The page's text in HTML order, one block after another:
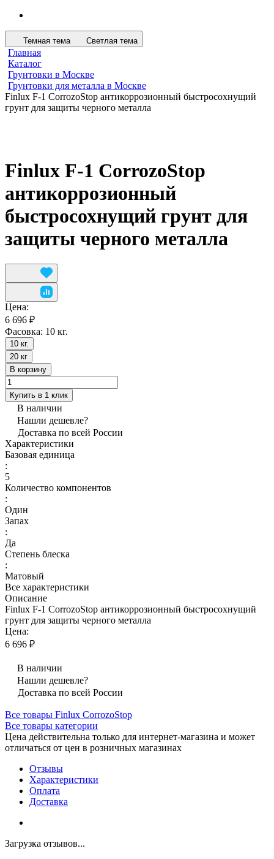
Темная тема Светлая тема
Главная
Каталог
Грунтовки в Москве
Грунтовки для металла в Москве
Finlux F-1 CorrozoStop антикоррозионный быстросохнущий
грунт для защиты черного металла
Finlux F-1 CorrozoStop
антикоррозионный
быстросохнущий грунт для
защиты черного металла
Цена:
6 696 ₽
Фасовка: 10 кг.
10 кг.
20 кг
В корзину
Купить в 1 клик
В наличии
Нашли дешевле?
Доставка по всей России
Характеристики
Базовая единица
:
5
Количество компонентов
:
Один
Запах
:
Да
Степень блеска
:
Матовый
Все характеристики
Описание
Finlux F-1 CorrozoStop антикоррозионный быстросохнущий
грунт для защиты черного металла
Цена:
6 696 ₽
В наличии
Нашли дешевле?
Доставка по всей России
Все товары Finlux CorrozoStop
Все товары категории
Цена действительна только для интернет-магазина и может
отличаться от цен в розничных магазинах
Отзывы
Характеристики
Оплата
Доставка
Загрузка отзывов...